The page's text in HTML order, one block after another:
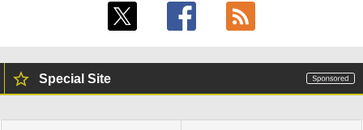
Special Site